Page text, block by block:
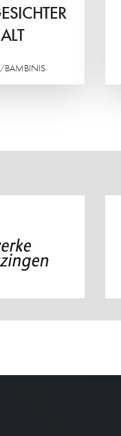
BAMBINIS